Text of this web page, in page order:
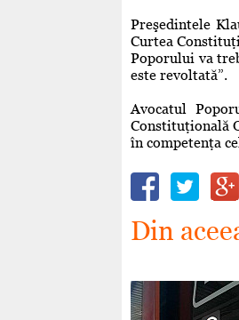
Preşedintele
Curtea
Poporului va
este revoltată”.
Avocatul
Constituţională
în competenţa
Din